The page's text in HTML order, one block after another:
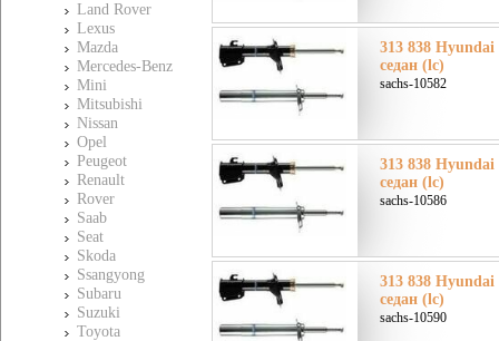
Land Rover
Lexus
Mazda
Mercedes-Benz
Mini
Mitsubishi
Nissan
Opel
Peugeot
Renault
Rover
Saab
Seat
Skoda
Ssangyong
Subaru
Suzuki
Toyota
313 838
седан (lc)
sachs-10582
313 838
седан (lc)
sachs-10586
313 838
седан (lc)
sachs-10590